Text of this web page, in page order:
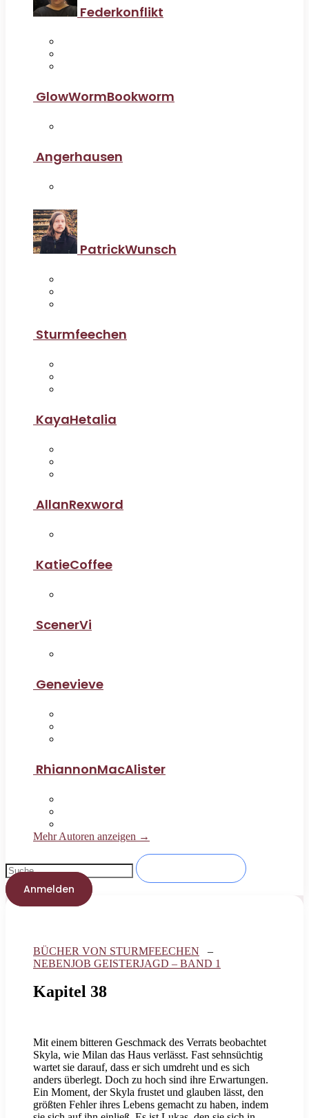
Federkonflikt
GlowWormBookworm
Angerhausen
PatrickWunsch
Sturmfeechen
KayaHetalia
AllanRexword
KatieCoffee
ScenerVi
Genevieve
RhiannonMacAlister
Mehr Autoren anzeigen →
Anmelden
BÜCHER VON STURMFEECHEN –
NEBENJOB GEISTERJAGD – BAND 1
Kapitel 38
Mit einem bitteren Geschmack des Verrats beobachtet
Skyla, wie Milan das Haus verlässt. Fast sehnsüchtig
wartet sie darauf, dass er sich umdreht und es sich
anders überlegt. Doch zu hoch sind ihre Erwartungen.
Ein Moment, der Skyla frustet und glauben lässt, den
größten Fehler ihres Lebens gemacht zu haben, indem